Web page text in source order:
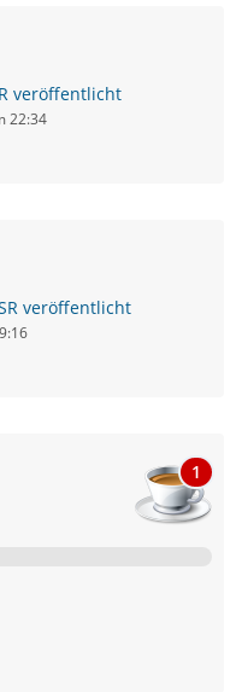
veröffentlicht
22:34
veröffentlicht
1